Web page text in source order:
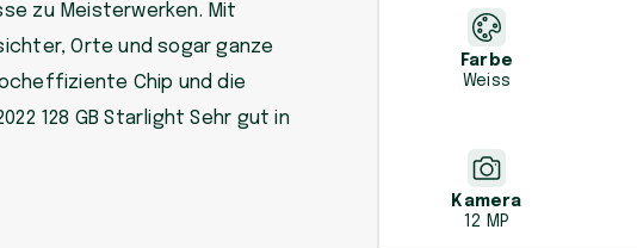
zu Meisterwerken. Mit
Orte und sogar ganze
Chip und die
128 GB Starlight Sehr gut in
Farbe
Weiss
Kamera
12 MP